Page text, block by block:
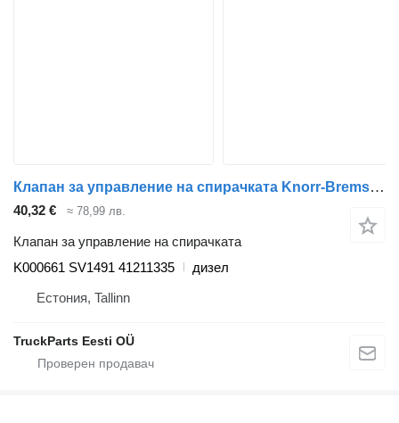
Клапан за управление на спирачката Knorr-Bremse Stralis (01.02-) K000661 SV1491 за влекач IVECO Stralis, Trakker (2002-)
40,32 € ≈ 78,99 лв.
Клапан за управление на спирачката
K000661 SV1491 41211335
дизел
Естония, Tallinn
TruckParts Eesti OÜ